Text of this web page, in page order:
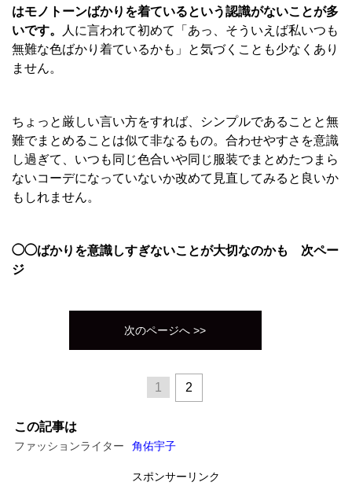
はモノトーンばかりを着ているという認識がないことが多
いです。
人に言われて初めて「あっ、そういえば私いつも
無難な色ばかり着ているかも」と気づくことも少なくあり
ません。
ちょっと厳しい言い方をすれば、シンプルであることと無
難でまとめることは似て非なるもの。合わせやすさを意識
し過ぎて、いつも同じ色合いや同じ服装でまとめたつまら
ないコーデになっていないか改めて見直してみると良いか
もしれません。
◯◯ばかりを意識しすぎないことが大切なのかも 次ペー
ジ
次のページへ >>
1 2
この記事は
ファッションライター 角佑宇子
スポンサーリンク